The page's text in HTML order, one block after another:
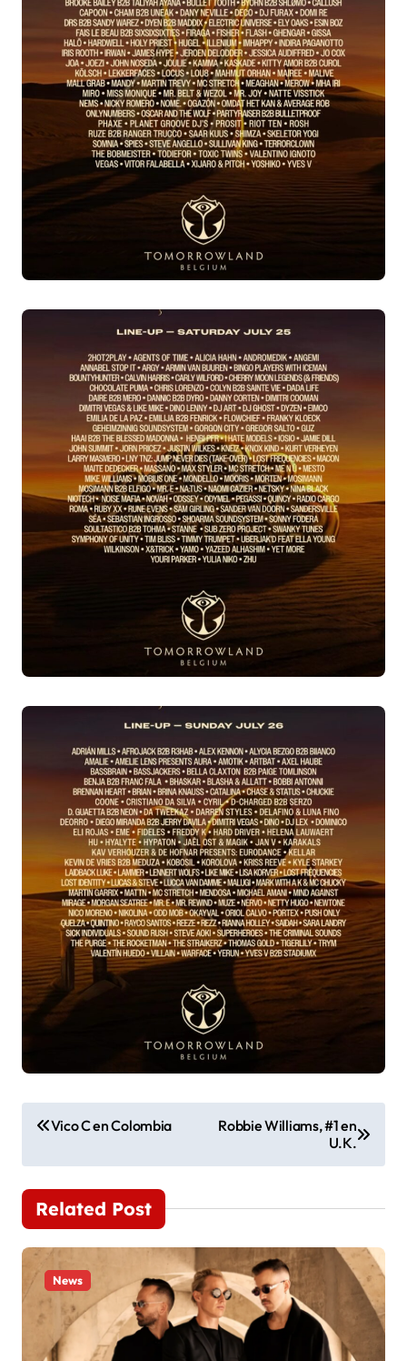
N
a
v
e
g
a
Vico C en Colombia
Robbie Williams, #1 en
U.K.
Related Post
News